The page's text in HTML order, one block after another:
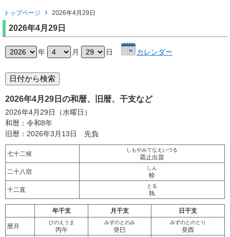
トップページ 2026年4月29日
2026年4月29日
年 月 日 カレンダー
2026年4月29日の和暦、旧暦、干支など
2026年4月29日（水曜日）
和暦：令和8年
旧暦：2026年3月13日 先負
七十二候
しもやみてなえいづる
霜止出苗
二十八宿
しん
軫
十二直
とる
執
年干支 月干支 日干支
暦月
ひのえうま
丙午
みずのとのみ
癸巳
みずのとのとり
癸酉